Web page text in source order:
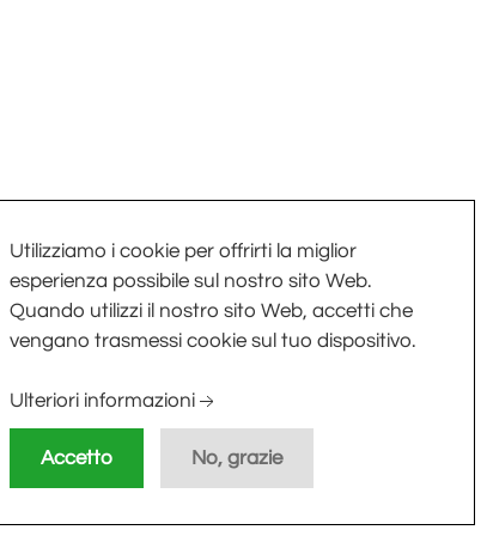
Utilizziamo i cookie per offrirti la miglior
esperienza possibile sul nostro sito Web.
Quando utilizzi il nostro sito Web, accetti che
vengano trasmessi cookie sul tuo dispositivo.
Ulteriori informazioni
Accetto No, grazie